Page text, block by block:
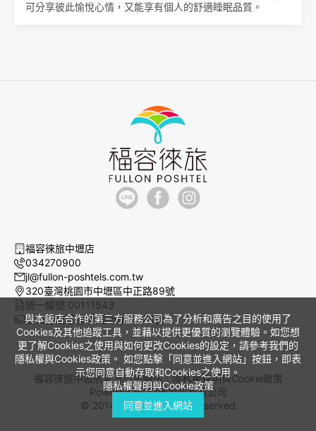
可分享彼此愉悅心情，又能享有個人的舒適睡眠品質。
與本飯店合作的第三方服務公司為了分析和廣告之目的使用了
Cookies及其他追蹤工具，並藉以提供更優質的瀏覽體驗。如您想
更了解Cookies之使用與如何更改Cookies的設定，請參考我們的
隱私權與Cookies政策。 如您點擊「同意並進入網站」按鈕，即表
示您同意自動存取和Cookies之使用。
隱私權聲明與Cookie政策
同意並進入網站
福容徠旅中壢店
034270900
jl@fullon-poshtels.com.tw
320臺灣桃園市中壢區中正路89號
統一編號 00111543
旅宿登記證號 桃園市旅館051號
福容徠旅中壢店官方訂房網站｜隱私權聲明與Cookie政策
Powered by曜通資訊有限公司
© 2014-2026 All Rights Reserved.